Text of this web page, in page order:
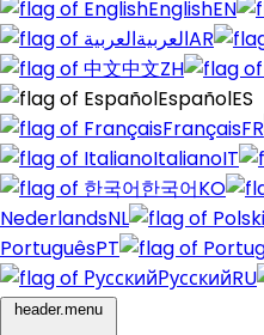
EnglishEN
العربيةAR
中文ZH
EspañolES
FrançaisFR
ItalianoIT
한국어KO
NederlandsNL
PortuguêsPT
РусскийRU
header.menu